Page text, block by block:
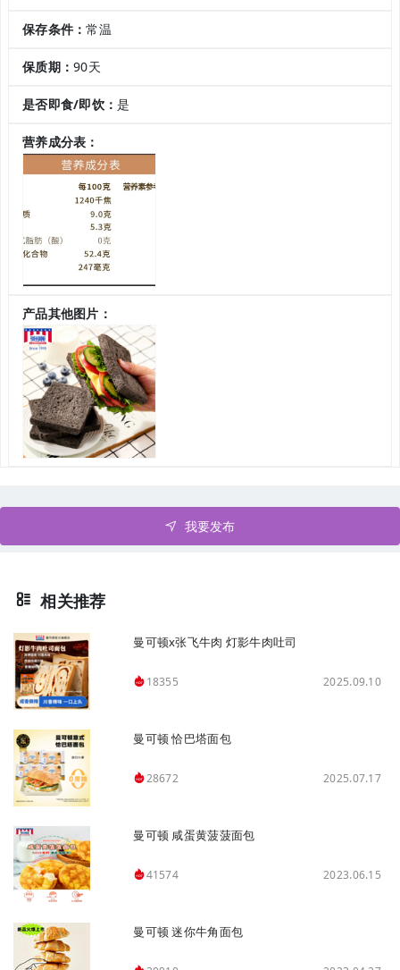
保存条件：常温
保质期：90天
是否即食/即饮：是
营养成分表：
产品其他图片：
我要发布
相关推荐
曼可顿x张飞牛肉 灯影牛肉吐司
18355 2025.09.10
曼可顿 恰巴塔面包
28672 2025.07.17
曼可顿 咸蛋黄菠菠面包
41574 2023.06.15
曼可顿 迷你牛角面包